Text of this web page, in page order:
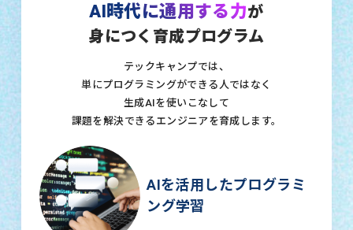
AI時代に通用する力が
身につく育成プログラム
テックキャンプでは、
単にプログラミングができる人ではなく
生成AIを使いこなして
課題を解決できるエンジニアを育成します。
AIを活用したプログラミ
ング学習